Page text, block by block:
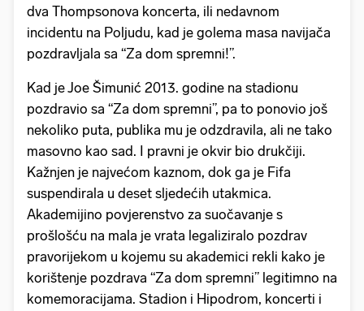
dva Thompsonova koncerta, ili nedavnom
incidentu na Poljudu, kad je golema masa navijača
pozdravljala sa “Za dom spremni!”.
Kad je Joe Šimunić 2013. godine na stadionu
pozdravio sa “Za dom spremni”, pa to ponovio još
nekoliko puta, publika mu je odzdravila, ali ne tako
masovno kao sad. I pravni je okvir bio drukčiji.
Kažnjen je najvećom kaznom, dok ga je Fifa
suspendirala u deset sljedećih utakmica.
Akademijino povjerenstvo za suočavanje s
prošlošću na mala je vrata legaliziralo pozdrav
pravorijekom u kojemu su akademici rekli kako je
korištenje pozdrava “Za dom spremni” legitimno na
komemoracijama. Stadion i Hipodrom, koncerti i